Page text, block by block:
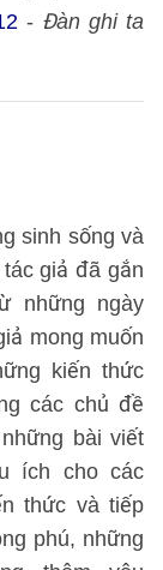
- Đàn ghi ta
sinh sống và
giả đã gắn
những ngày
mong muốn
kiến thức
các chủ đề
bài viết
ích cho các
thức và tiếp
phú, những